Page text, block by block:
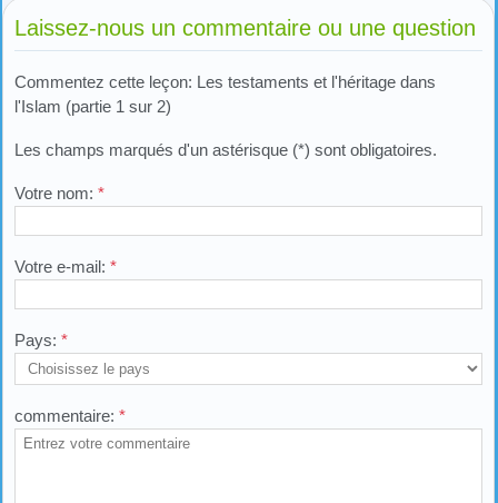
Laissez-nous un commentaire ou une question
Commentez cette leçon: Les testaments et l'héritage dans
l'Islam (partie 1 sur 2)
Les champs marqués d'un astérisque (*) sont obligatoires.
Votre nom: *
Votre e-mail: *
Pays: *
commentaire: *